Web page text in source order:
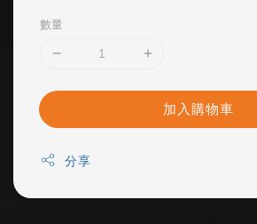
數量
加入購物車
分享